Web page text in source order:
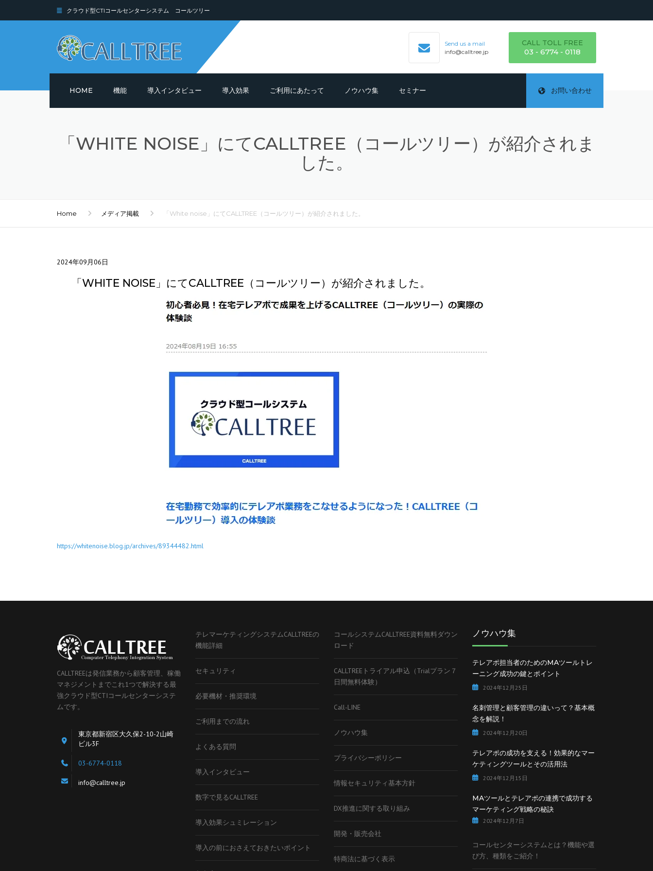
クラウド型CTIコールセンターシステム コールツリー
Send us a mail
info@calltree.jp
CALL TOLL FREE
03 - 6774 - 0118
お問い合わせ
HOME 機能
セキュリティ
導入インタビュー 導入効果
導入効果シュミレーション
導入の前におさえておきたいポイン
ご利用にあたって
ご利用までの流れ
よくある質問
ノウハウ集
CTIシステムとは？導入メリットもご
紹介
細
い！
コールセンターのモニタリング機能
セミナー
「WHITE NOISE」にてCALLTREE（コールツリー）が紹介されま
した。
Home メディア掲載 「White noise」にてCALLTREE（コールツリー）が紹介されました。
2024年09月06日
「WHITE NOISE」にてCALLTREE（コールツリー）が紹介されました。
https://whitenoise.blog.jp/archives/89344482.html
CALLTREEは発信業務から顧客管理、稼働
マネジメントまでこれ1つで解決する最
強クラウド型CTIコールセンターシステ
ムです。
東京都新宿区大久保2-10-2山崎
ビル3F
03-6774-0118
info@calltree.jp
テレマーケティングシステムCALLTREEの
機能詳細
セキュリティ
必要機材・推奨環境
ご利用までの流れ
よくある質問
導入インタビュー
数字で見るCALLTREE
導入効果シュミレーション
導入の前におさえておきたいポイント
コールシステムCALLTREE資料無料ダウン
ロード
CALLTREEトライアル申込（Trialプラン７
日間無料体験）
Call-LINE
ノウハウ集
プライバシーポリシー
情報セキュリティ基本方針
DX推進に関する取り組み
開発・販売会社
特商法に基づく表示
ノウハウ集
テレアポ担当者のためのMAツールトレ
ーニング成功の鍵とポイント
2024年12月25日
名刺管理と顧客管理の違いって？基本概
念を解説！
2024年12月20日
テレアポの成功を支える！効果的なマー
ケティングツールとその活用法
2024年12月15日
MAツールとテレアポの連携で成功する
マーケティング戦略の秘訣
2024年12月7日
コールセンターシステムとは？機能や選
び方、種類をご紹介！